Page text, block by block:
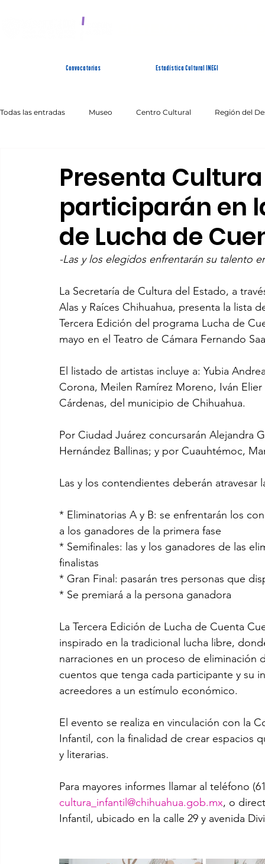
Convocatorias Estadística Cultural INEGI
Todas las entradas Museo Centro Cultural Región del
Presenta
participarán en
de Lucha de
-Las y los elegidos enfrentarán su talento
La Secretaría de Cultura del Estado, a
Alas y Raíces Chihuahua, presenta la lista
Tercera Edición del programa Lucha de
mayo en el Teatro de Cámara Fernando
El listado de artistas incluye a: Yubia
Corona, Meilen Ramírez Moreno, Iván
Cárdenas, del municipio de Chihuahua.
Por Ciudad Juárez concursarán Alejandra
Hernández Ballinas; y por Cuauhtémoc,
Las y los contendientes deberán atravesar
* Eliminatorias A y B: se enfrentarán los
a los ganadores de la primera fase
* Semifinales: las y los ganadores de las
finalistas
* Gran Final: pasarán tres personas que
* Se premiará a la persona ganadora
La Tercera Edición de Lucha de Cuenta
inspirado en la tradicional lucha libre,
narraciones en un proceso de
cuentos que tenga cada participante y su
acreedores a un estímulo económico.
El evento se realiza en vinculación con la
Infantil, con la finalidad de crear espacios
y literarias.
Para mayores informes llamar al teléfono
cultura_infantil@chihuahua.gob.mx, o
Infantil, ubicado en la calle 29 y avenida